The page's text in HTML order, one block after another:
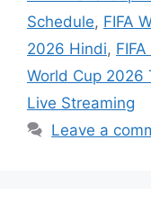
Schedule, FIFA
2026 Hindi,
World Cup 2026
Live Streaming
Leave a